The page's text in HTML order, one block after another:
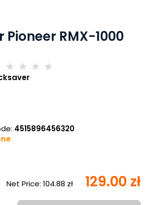
RMX-1000
4515896456320
Net Price: 104.88 zł 129.00 zł